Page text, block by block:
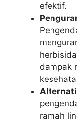
efektif.
dampak
ramah